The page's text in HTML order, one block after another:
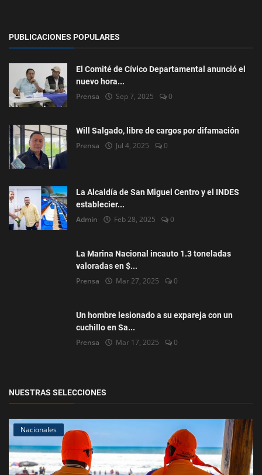
PUBLICACIONES POPULARES
El Comité de Cívico Departamental anunció el
nuevo hora...
Prensa Sep 7, 2025 0
Will Salgado, libre de cargos por difamación
Prensa Jul 4, 2025 0
La Alcaldía de San Miguel Centro y el INDES
establecier...
Admin Feb 28, 2025 0
La Marina Nacional incauto 1.3 toneladas
valoradas en $...
Prensa Mar 27, 2025 0
Un hombre lesionado a su expareja con un
cuchillo en Sa...
Prensa Mar 17, 2025 0
NUESTRAS SELECCIONES
Nacionales